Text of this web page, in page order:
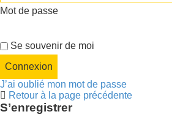
Mot de passe
Se souvenir de moi
J’ai oublié mon mot de passe
Retour à la page précédente
S’enregistrer